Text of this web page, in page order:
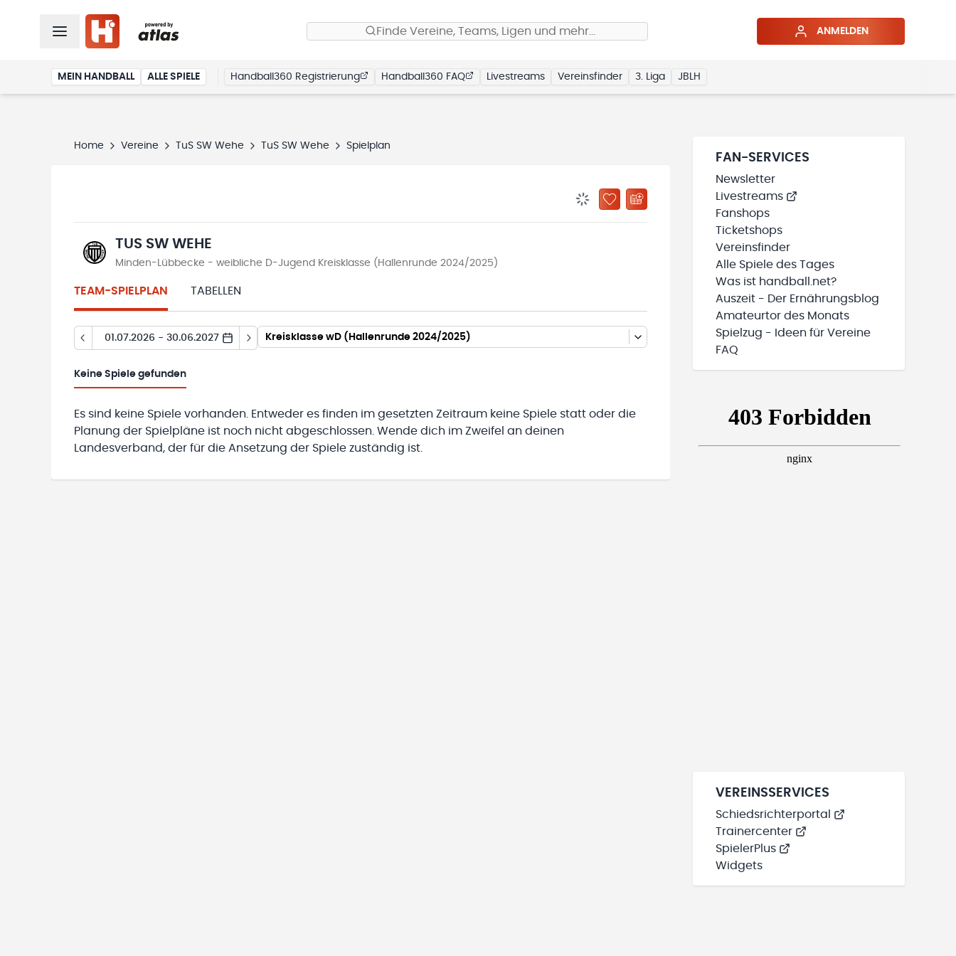
Finde Vereine, Teams, Ligen und mehr… ANMELDEN
MEIN HANDBALL ALLE SPIELE Handball360 Registrierung Handball360 FAQ Livestreams Vereinsfinder 3. Liga JBLH
Home Vereine TuS SW Wehe TuS SW Wehe Spielplan
BENACHRICHTIGUNGSSTATUS WIRD GELADEN
ZU „MEINE TEAMS“ HINZUFÜGEN
TUS SW WEHE
Minden-Lübbecke - weibliche D-Jugend Kreisklasse (Hallenrunde 2024/2025)
TEAM-SPIELPLAN TABELLEN
01.07.2026 - 30.06.2027 Kreisklasse wD (Hallenrunde 2024/2025)
Keine Spiele gefunden
Es sind keine Spiele vorhanden. Entweder es finden im gesetzten Zeitraum keine Spiele statt oder die
Planung der Spielpläne ist noch nicht abgeschlossen. Wende dich im Zweifel an deinen
Landesverband, der für die Ansetzung der Spiele zuständig ist.
FAN-SERVICES
Newsletter
Livestreams
Fanshops
Ticketshops
Vereinsfinder
Alle Spiele des Tages
Was ist handball.net?
Auszeit - Der Ernährungsblog
Amateurtor des Monats
Spielzug - Ideen für Vereine
FAQ
VEREINSSERVICES
Schiedsrichterportal
Trainercenter
SpielerPlus
Widgets